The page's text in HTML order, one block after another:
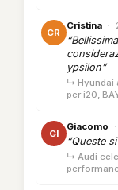
CR
Cristina ·
ypsilon”
↳ Hyundai
per i20,
GI
Giacomo ·
“Queste
↳ Audi